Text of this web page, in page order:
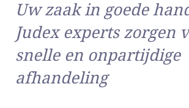
Uw zaak in goede
Judex experts zorgen
snelle en onpartijdige
afhandeling